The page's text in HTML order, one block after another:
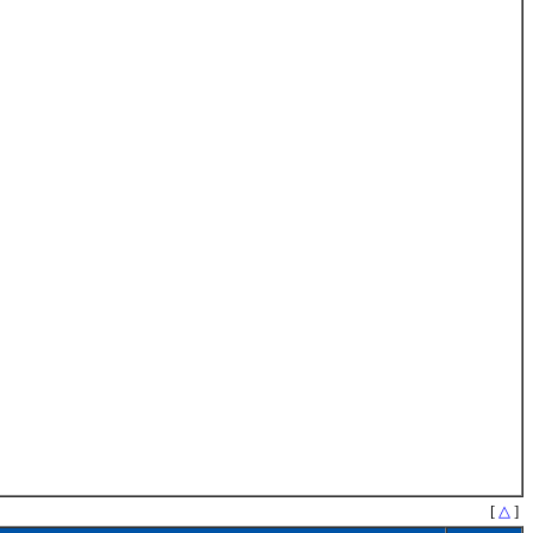
[ △ ]